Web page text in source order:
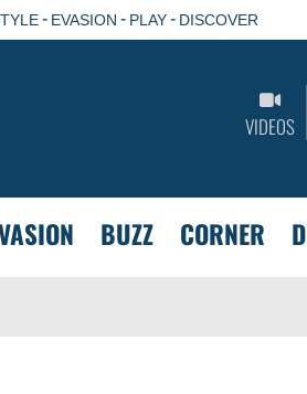
- EVASION - PLAY- DISCOVER
VIDEOS
BUZZ CORNER